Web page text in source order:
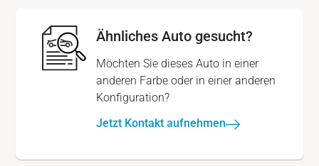
Ähnliches Auto gesucht?
Möchten Sie dieses Auto in einer
anderen Farbe oder in einer anderen
Konfiguration?
Jetzt Kontakt aufnehmen